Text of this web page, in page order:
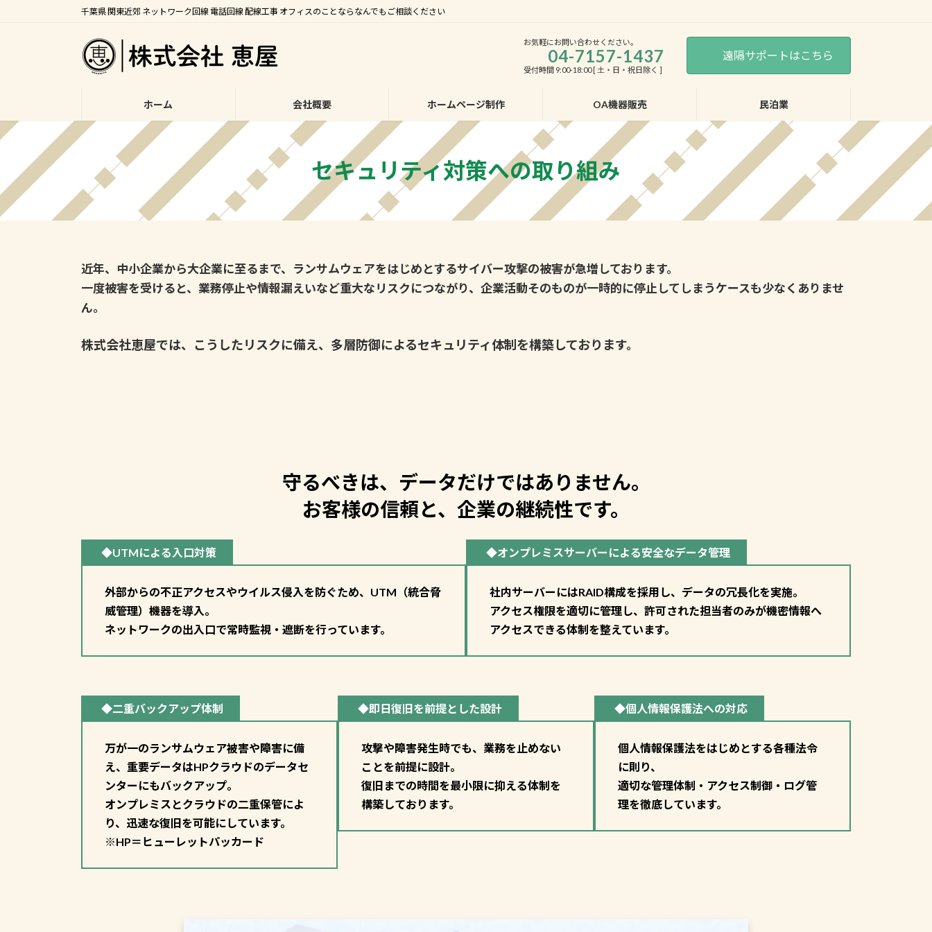
キ
ッ
に
移
千葉県 関東近郊 ネットワーク回線 電話回線 配線工事 オフィスのことならなんでもご相談ください
お気軽にお問い合わせください。
04-7157-1437
受付時間 9:00-18:00 [ 土・日・祝日除く ]
遠隔サポートはこちら
ホーム 会社概要 ホームページ制作 OA機器販売 民泊業
セキュリティ対策への取り組み
近年、中小企業から大企業に至るまで、ランサムウェアをはじめとするサイバー攻撃の被害が急増しております。
一度被害を受けると、業務停止や情報漏えいなど重大なリスクにつながり、企業活動そのものが一時的に停止してしまうケースも少なくありませ
ん。
株式会社恵屋では、こうしたリスクに備え、多層防御によるセキュリティ体制を構築しております。
守るべきは、データだけではありません。
お客様の信頼と、企業の継続性です。
◆UTMによる入口対策
外部からの不正アクセスやウイルス侵入を防ぐため、UTM（統合脅
威管理）機器を導入。
ネットワークの出入口で常時監視・遮断を行っています。
◆オンプレミスサーバーによる安全なデータ管理
社内サーバーにはRAID構成を採用し、データの冗長化を実施。
アクセス権限を適切に管理し、許可された担当者のみが機密情報へ
アクセスできる体制を整えています。
◆二重バックアップ体制
万が一のランサムウェア被害や障害に備
え、重要データはHPクラウドのデータセ
ンターにもバックアップ。
オンプレミスとクラウドの二重保管によ
り、迅速な復旧を可能にしています。
※HP＝ヒューレットパッカード
◆即日復旧を前提とした設計
攻撃や障害発生時でも、業務を止めない
ことを前提に設計。
復旧までの時間を最小限に抑える体制を
構築しております。
◆個人情報保護法への対応
個人情報保護法をはじめとする各種法令
に則り、
適切な管理体制・アクセス制御・ログ管
理を徹底しています。